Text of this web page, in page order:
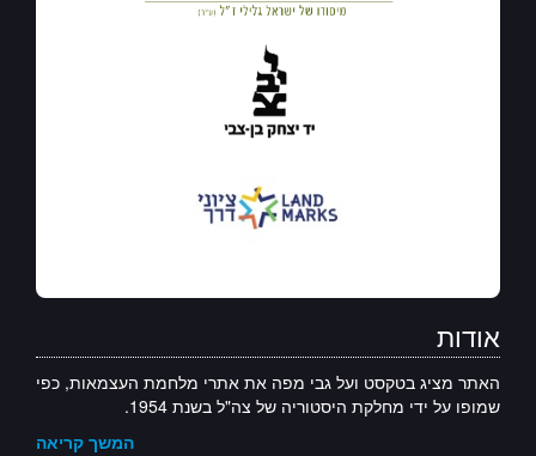
אודות
האתר מציג בטקסט ועל גבי מפה את אתרי מלחמת העצמאות, כפי
שמופו על ידי מחלקת היסטוריה של צה"ל בשנת 1954.
המשך קריאה